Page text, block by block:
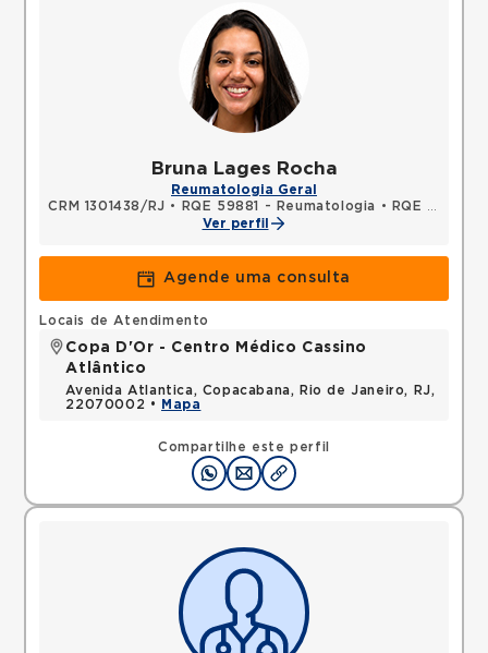
Bruna Lages Rocha
Reumatologia Geral
CRM 1301438/RJ • RQE 59881 - Reumatologia •
RQE 59882 - Clínica médica
Ver perfil
Agende uma consulta
Compartilhe este perfil
Locais de Atendimento
Copa D'Or - Centro Médico Cassino
Atlântico
Avenida Atlantica, Copacabana, Rio de Janeiro, RJ,
22070002 •
Mapa